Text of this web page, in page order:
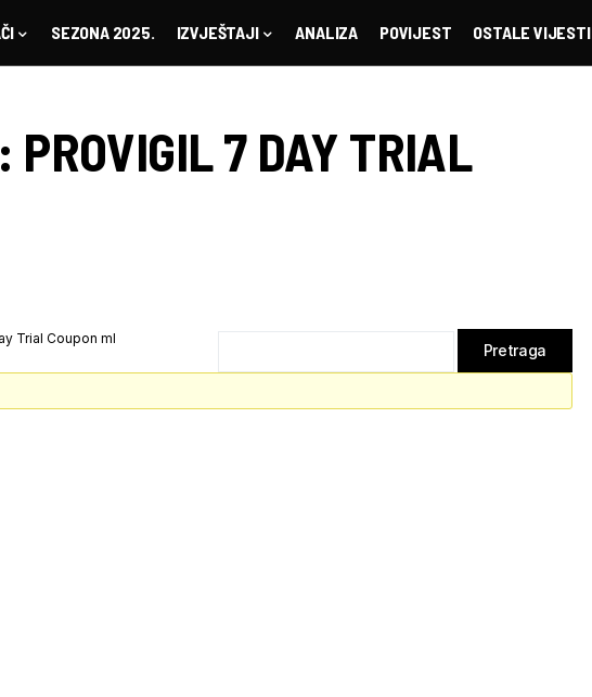
SEZONA 2025. IZVJEŠTAJI ANALIZA POVIJEST OSTALE VIJESTI
PROVIGIL 7 DAY TRIAL
Trial Coupon ml